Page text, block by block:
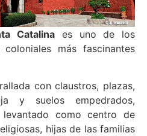
Catalina es uno de los
coloniales más fascinantes
con claustros, plazas,
y suelos empedrados,
como centro de
hijas de las familias